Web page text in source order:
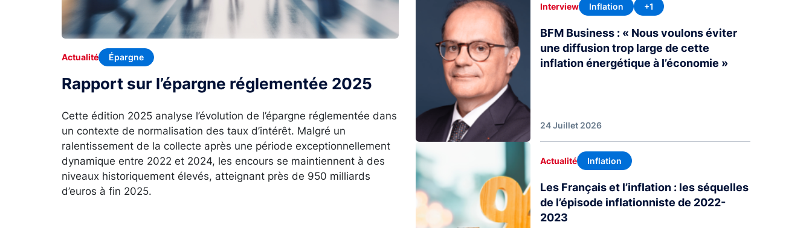
Rapport sur l’épargne réglementée 2025
Actualité Épargne
Cette édition 2025 analyse l’évolution de l’épargne réglementée dans
un contexte de normalisation des taux d’intérêt. Malgré un
ralentissement de la collecte après une période exceptionnellement
dynamique entre 2022 et 2024, les encours se maintiennent à des
niveaux historiquement élevés, atteignant près de 950 milliards
d’euros à fin 2025.
Interview Inflation +1
BFM Business : « Nous voulons éviter
une diffusion trop large de cette
inflation énergétique à l’économie »
24 Juillet 2026
Image
Actualité Inflation
Les Français et l’inflation : les séquelles
de l’épisode inflationniste de 2022-
2023